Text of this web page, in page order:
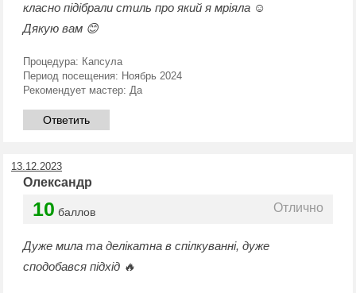
класно підібрали стиль про який я мріяла ☺️
Дякую вам 😊
Процедура: Капсула
Период посещения: Ноябрь 2024
Рекомендует мастер: Да
Ответить
13.12.2023
Олександр
10 баллов Отлично
Дуже мила та делікатна в спілкуванні, дуже
сподобався підхід 🔥